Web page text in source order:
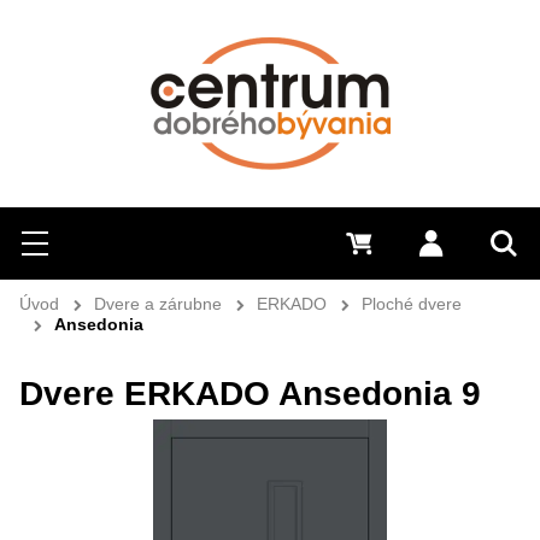
Hľadať
Menu Prihlásiť
0 €
Úvod Dvere a zárubne ERKADO
Ploché dvere
Ansedonia
Dvere ERKADO Ansedonia 9